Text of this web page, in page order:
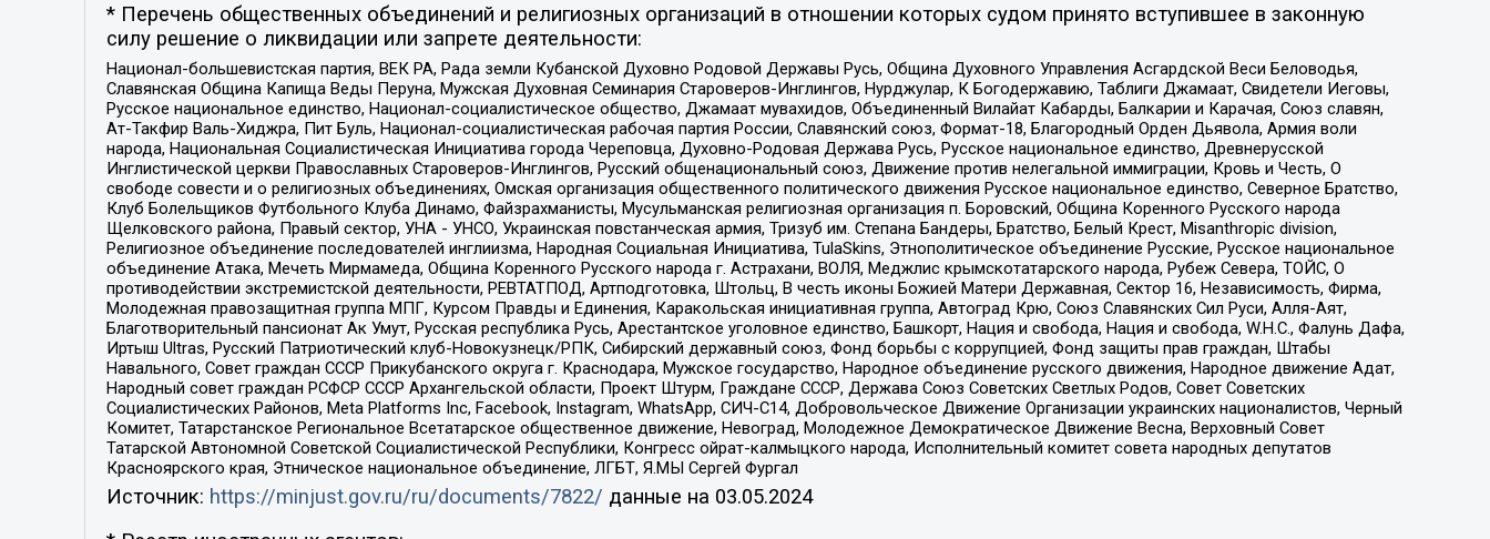
* Перечень общественных объединений и религиозных организаций в отношении которых судом принято вступившее в законную
силу решение о ликвидации или запрете деятельности:
Национал-большевистская партия, ВЕК РА, Рада земли Кубанской Духовно Родовой Державы Русь, Община Духовного Управления Асгардской Веси Беловодья,
Славянская Община Капища Веды Перуна, Мужская Духовная Семинария Староверов-Инглингов, Нурджулар, К Богодержавию, Таблиги Джамаат, Свидетели Иеговы,
Русское национальное единство, Национал-социалистическое общество, Джамаат мувахидов, Объединенный Вилайат Кабарды, Балкарии и Карачая, Союз славян,
Ат-Такфир Валь-Хиджра, Пит Буль, Национал-социалистическая рабочая партия России, Славянский союз, Формат-18, Благородный Орден Дьявола, Армия воли
народа, Национальная Социалистическая Инициатива города Череповца, Духовно-Родовая Держава Русь, Русское национальное единство, Древнерусской
Инглистической церкви Православных Староверов-Инглингов, Русский общенациональный союз, Движение против нелегальной иммиграции, Кровь и Честь, О
свободе совести и о религиозных объединениях, Омская организация общественного политического движения Русское национальное единство, Северное Братство,
Клуб Болельщиков Футбольного Клуба Динамо, Файзрахманисты, Мусульманская религиозная организация п. Боровский, Община Коренного Русского народа
Щелковского района, Правый сектор, УНА - УНСО, Украинская повстанческая армия, Тризуб им. Степана Бандеры, Братство, Белый Крест, Misanthropic division,
Религиозное объединение последователей инглиизма, Народная Социальная Инициатива, TulaSkins, Этнополитическое объединение Русские, Русское национальное
объединение Атака, Мечеть Мирмамеда, Община Коренного Русского народа г. Астрахани, ВОЛЯ, Меджлис крымскотатарского народа, Рубеж Севера, ТОЙС, О
противодействии экстремистской деятельности, РЕВТАТПОД, Артподготовка, Штольц, В честь иконы Божией Матери Державная, Сектор 16, Независимость, Фирма,
Молодежная правозащитная группа МПГ, Курсом Правды и Единения, Каракольская инициативная группа, Автоград Крю, Союз Славянских Сил Руси, Алля-Аят,
Благотворительный пансионат Ак Умут, Русская республика Русь, Арестантское уголовное единство, Башкорт, Нация и свобода, Нация и свобода, W.H.С., Фалунь Дафа,
Иртыш Ultras, Русский Патриотический клуб-Новокузнецк/РПК, Сибирский державный союз, Фонд борьбы с коррупцией, Фонд защиты прав граждан, Штабы
Навального, Совет граждан СССР Прикубанского округа г. Краснодара, Мужское государство, Народное объединение русского движения, Народное движение Адат,
Народный совет граждан РСФСР СССР Архангельской области, Проект Штурм, Граждане СССР, Держава Союз Советских Светлых Родов, Совет Советских
Социалистических Районов, Meta Platforms Inc, Facebook, Instagram, WhatsApp, СИЧ-С14, Добровольческое Движение Организации украинских националистов, Черный
Комитет, Татарстанское Региональное Всетатарское общественное движение, Невоград, Молодежное Демократическое Движение Весна, Верховный Совет
Татарской Автономной Советской Социалистической Республики, Конгресс ойрат-калмыцкого народа, Исполнительный комитет совета народных депутатов
Красноярского края, Этническое национальное объединение, ЛГБТ, Я.МЫ Сергей Фургал
Источник: https://minjust.gov.ru/ru/documents/7822/ данные на 03.05.2024